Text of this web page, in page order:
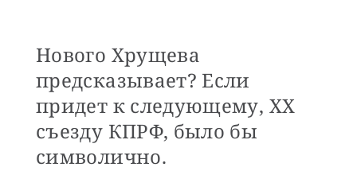
Нового Хрущева
предсказывает? Если
придет к следующему, ХХ
съезду КПРФ, было бы
символично.